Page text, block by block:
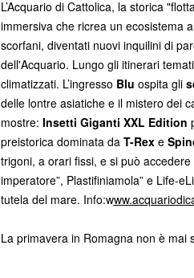
L’Acquario di Cattolica, la storica
immersiva che ricrea un ecosistema
scorfani, diventati nuovi inquilini di
dell'Acquario. Lungo gli itinerari
climatizzati. L’ingresso Blu ospita gli
delle lontre asiatiche e il mistero dei
mostre: Insetti Giganti XXL Edition
preistorica dominata da T-Rex e
trigoni, a orari fissi, e si può
imperatore”, Plastifiniamola” e Life-
tutela del mare. Info:w
La primavera in Romagna non è mai